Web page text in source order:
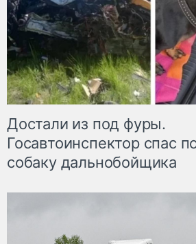
Достали из под фуры.
Госавтоинспектор спас
собаку дальнобойщика